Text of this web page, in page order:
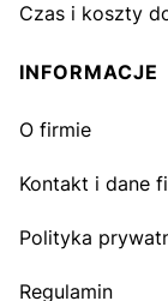
Czas i koszty
INFORMACJE
O firmie
Kontakt i dane
Polityka
Regulamin